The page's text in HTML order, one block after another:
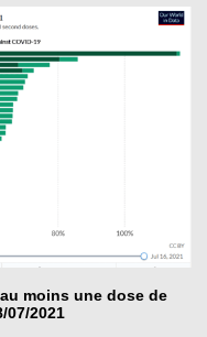
moins une dose de
07/2021